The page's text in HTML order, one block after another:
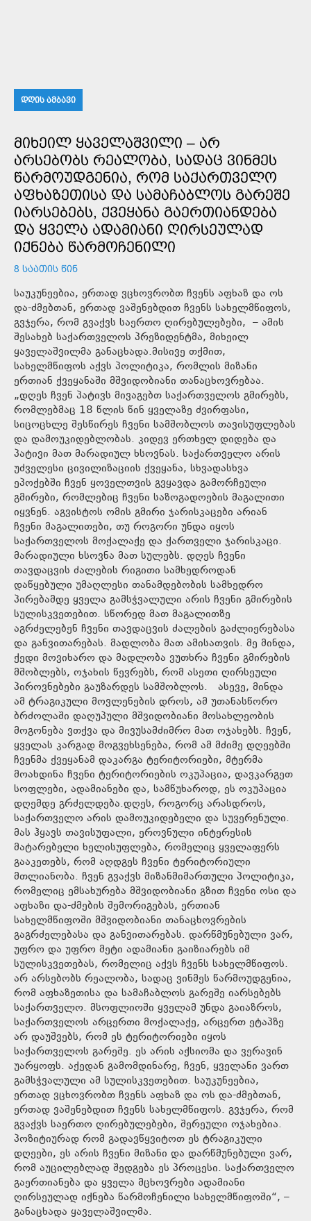
ᲓᲦᲘᲡ ᲐᲛᲑᲐᲕᲘ
ᲛᲘᲮᲔᲘᲚ ᲧᲐᲕᲔᲚᲐᲨᲕᲘᲚᲘ – ᲐᲠ
ᲐᲠᲡᲔᲑᲝᲑᲡ ᲠᲔᲐᲚᲝᲑᲐ, ᲡᲐᲓᲐᲪ ᲕᲘᲜᲛᲔᲡ
ᲬᲐᲠᲛᲝᲣᲓᲒᲔᲜᲘᲐ, ᲠᲝᲛ ᲡᲐᲥᲐᲠᲗᲕᲔᲚᲝ
ᲐᲤᲮᲐᲖᲔᲗᲘᲡᲐ ᲓᲐ ᲡᲐᲛᲐᲩᲐᲑᲚᲝᲡ ᲒᲐᲠᲔᲨᲔ
ᲘᲐᲠᲡᲔᲑᲔᲑᲡ, ᲥᲕᲔᲧᲐᲜᲐ ᲒᲐᲔᲠᲗᲘᲐᲜᲓᲔᲑᲐ
ᲓᲐ ᲧᲕᲔᲚᲐ ᲐᲓᲐᲛᲘᲐᲜᲘ ᲦᲘᲠᲡᲔᲣᲚᲐᲓ
ᲘᲥᲜᲔᲑᲐ ᲬᲐᲠᲛᲝᲩᲔᲜᲘᲚᲘ
8 ᲡᲐᲐᲗᲘᲡ ᲬᲘᲜ
საუკუნეებია, ერთად ვცხოვრობთ ჩვენს აფხაზ და ოს
და-ძმებთან, ერთად ვაშენებდით ჩვენს სახელმწიფოს,
გვჯერა, რომ გვაქვს საერთო ღირებულებები, – ამის
შესახებ საქართველოს პრეზიდენტმა, მიხეილ
ყაველაშვილმა განაცხადა.მისივე თქმით,
სახელმწიფოს აქვს პოლიტიკა, რომლის მიზანი
ერთიან ქვეყანაში მშვიდობიანი თანაცხოვრებაა.
„დღეს ჩვენ პატივს მივაგებთ საქართველოს გმირებს,
რომლებმაც 18 წლის წინ ყველაზე ძვირფასი,
სიცოცხლე შესწირეს ჩვენი სამშობლოს თავისუფლებას
და დამოუკიდებლობას. კიდევ ერთხელ დიდება და
პატივი მათ მარადიულ ხსოვნას. საქართველო არის
უძველესი ცივილიზაციის ქვეყანა, სხვადასხვა
ეპოქებში ჩვენ ყოველთვის გვყავდა გამორჩეული
გმირები, რომლებიც ჩვენი საზოგადოების მაგალითი
იყვნენ. აგვისტოს ომის გმირი ჯარისკაცები არიან
ჩვენი მაგალითები, თუ როგორი უნდა იყოს
საქართველოს მოქალაქე და ქართველი ჯარისკაცი.
მარადიული ხსოვნა მათ სულებს. დღეს ჩვენი
თავდაცვის ძალების რიგითი სამხედროდან
დაწყებული უმაღლესი თანამდებობის სამხედრო
პირებამდე ყველა გამსჭვალული არის ჩვენი გმირების
სულისკვეთებით. სწორედ მათ მაგალითზე
აგრძელებენ ჩვენი თავდაცვის ძალების გაძლიერებასა
და განვითარებას. მადლობა მათ ამისათვის. მე მინდა,
ქედი მოვიხარო და მადლობა ვუთხრა ჩვენი გმირების
მშობლებს, ოჯახის წევრებს, რომ ასეთი ღირსეული
პიროვნებები გაუზარდეს სამშობლოს. ასევე, მინდა
ამ ტრაგიკული მოვლენების დროს, ამ უთანასწორო
ბრძოლაში დაღუპული მშვიდობიანი მოსახლეობის
მოგონება ვთქვა და მივუსამძიმრო მათ ოჯახებს. ჩვენ,
ყველას კარგად მოგვეხსენება, რომ ამ მძიმე დღეებში
ჩვენმა ქვეყანამ დაკარგა ტერიტორიები, მტერმა
მოახდინა ჩვენი ტერიტორიების ოკუპაცია, დავკარგეთ
სოფლები, ადამიანები და, სამწუხაროდ, ეს ოკუპაცია
დღემდე გრძელდება.დღეს, როგორც არასდროს,
საქართველო არის დამოუკიდებელი და სუვერენული.
მას ჰყავს თავისუფალი, ეროვნული ინტერესის
მატარებელი ხელისუფლება, რომელიც ყველაფერს
გააკეთებს, რომ აღდგეს ჩვენი ტერიტორიული
მთლიანობა. ჩვენ გვაქვს მიზანმიმართული პოლიტიკა,
რომელიც ემსახურება მშვიდობიანი გზით ჩვენი ოსი და
აფხაზი და-ძმების შემორიგებას, ერთიან
სახელმწიფოში მშვიდობიანი თანაცხოვრების
გაგრძელებასა და განვითარებას. დარწმუნებული ვარ,
უფრო და უფრო მეტი ადამიანი გაიზიარებს იმ
სულისკვეთებას, რომელიც აქვს ჩვენს სახელმწიფოს.
არ არსებობს რეალობა, სადაც ვინმეს წარმოუდგენია,
რომ აფხაზეთისა და სამაჩაბლოს გარეშე იარსებებს
საქართველო. მსოფლიოში ყველამ უნდა გაიაზროს,
საქართველოს არცერთი მოქალაქე, არცერთ ეტაპზე
არ დაუშვებს, რომ ეს ტერიტორიები იყოს
საქართველოს გარეშე. ეს არის აქსიომა და ვერავინ
უარყოფს. აქედან გამომდინარე, ჩვენ, ყველანი ვართ
გამსჭვალული ამ სულისკვეთებით. საუკუნეებია,
ერთად ვცხოვრობთ ჩვენს აფხაზ და ოს და-ძმებთან,
ერთად ვაშენებდით ჩვენს სახელმწიფოს. გვჯერა, რომ
გვაქვს საერთო ღირებულებები, შერეული ოჯახებია.
პოზიტიურად რომ გადავწყვიტოთ ეს ტრაგიკული
დღეები, ეს არის ჩვენი მიზანი და დარწმუნებული ვარ,
რომ აუცილებლად შედგება ეს პროცესი. საქართველო
გაერთიანება და ყველა მცხოვრები ადამიანი
ღირსეულად იქნება წარმოჩენილი სახელმწიფოში“, –
განაცხადა ყაველაშვილმა.